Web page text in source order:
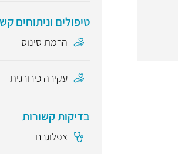
טיפולים וניתוחים
הרמת סינוס
עקירה כירורגית
בדיקות קשורות
צפלוגרם